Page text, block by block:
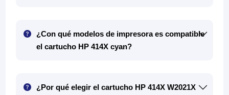
¿Con qué modelos de impresora es compatible
el cartucho HP 414X cyan?
¿Por qué elegir el cartucho HP 414X W2021X